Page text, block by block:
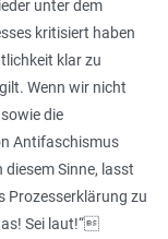
unter dem
kritisiert haben
klar zu
Wenn wir nicht
die
Antifaschismus
Sinne, lasst
Prozess­erklärung zu
Sei laut!“